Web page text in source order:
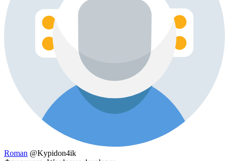
Roman @Kypidon4ik